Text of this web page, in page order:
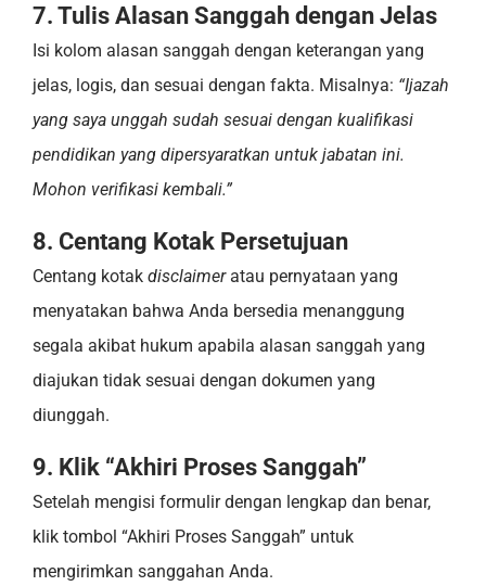
7. Tulis Alasan Sanggah dengan Jelas
Isi kolom alasan sanggah dengan keterangan yang
jelas, logis, dan sesuai dengan fakta. Misalnya: “Ijazah
yang saya unggah sudah sesuai dengan kualifikasi
pendidikan yang dipersyaratkan untuk jabatan ini.
Mohon verifikasi kembali.”
8. Centang Kotak Persetujuan
Centang kotak disclaimeratau pernyataan yang
menyatakan bahwa Anda bersedia menanggung
segala akibat hukum apabila alasan sanggah yang
diajukan tidak sesuai dengan dokumen yang
diunggah.
9. Klik “Akhiri Proses Sanggah”
Setelah mengisi formulir dengan lengkap dan benar,
klik tombol “Akhiri Proses Sanggah” untuk
mengirimkan sanggahan Anda.